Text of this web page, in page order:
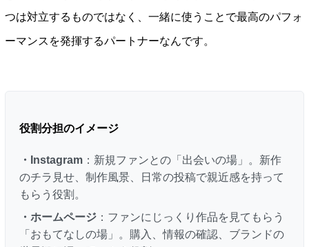
つは対立するものではなく、一緒に使うことで最高のパフォ
ーマンスを発揮するパートナーなんです。
役割分担のイメージ
・Instagram：新規ファンとの「出会いの場」。新作
のチラ見せ、制作風景、日常の投稿で親近感を持って
もらう役割。
・ホームページ：ファンにじっくり作品を見てもらう
「おもてなしの場」。購入、情報の確認、ブランドの